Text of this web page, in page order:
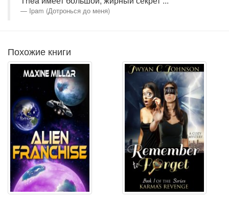
Ipam (Дотронься до меня)
Похожие книги